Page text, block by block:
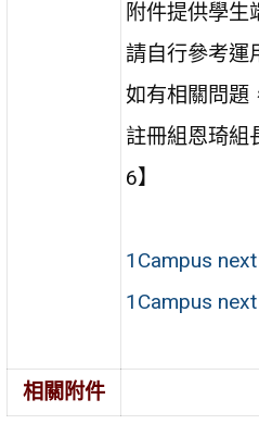
附件提供學生
請自行參考運
如有相關問題
註冊組恩琦組
6】
1Campus
1Campus
相關附件